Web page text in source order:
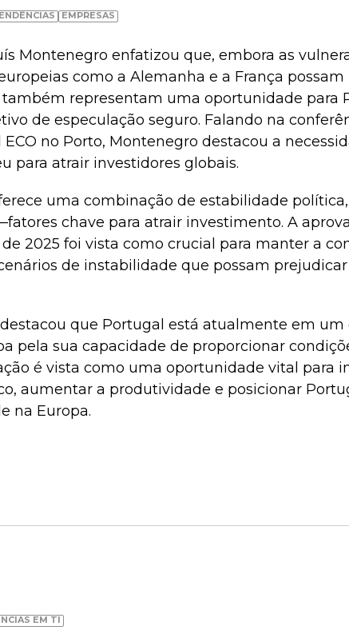
EMPRESAS
Montenegro enfatizou que, embora as
como a Alemanha e a França
representam uma oportunidade para
de especulação seguro. Falando na
no Porto, Montenegro destacou a
para atrair investidores globais.
uma combinação de estabilidade
chave para atrair investimento. A
2025 foi vista como crucial para manter a
de instabilidade que possam
que Portugal está atualmente em um
pela sua capacidade de proporcionar
é vista como uma oportunidade vital para
aumentar a produtividade e posicionar
na Europa.
EM TI